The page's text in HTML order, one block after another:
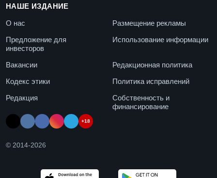
НАШЕ ИЗДАНИЕ
О нас
Размещение рекламы
Предложение для
инвесторов
Использование информации
Вакансии
Редакционная политика
Кодекс этики
Политика исправлений
Редакция
Собственность и
финансирование
+18
© 2014-2026